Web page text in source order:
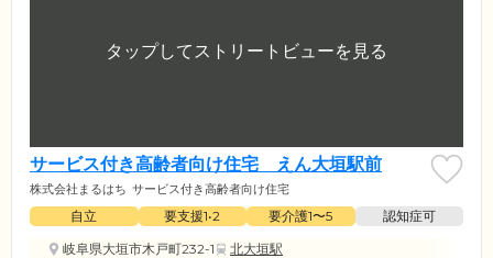
サービス付き高齢者向け住宅 えん大垣駅前
株式会社まるはち サービス付き高齢者向け住宅
自立 要支援1•2 要介護1〜5
認知症可
岐阜県大垣市木戸町232-1
北大垣駅